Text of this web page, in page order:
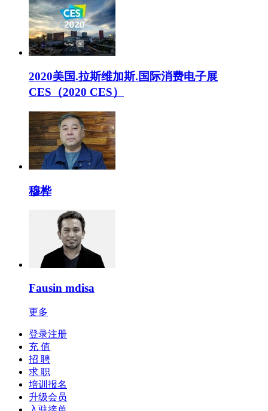
2020美国.拉斯维加斯.国际消费电子展
CES（2020 CES）
穆桦
Fausin mdisa
更多
登录注册
充 值
招 聘
求 职
培训报名
升级会员